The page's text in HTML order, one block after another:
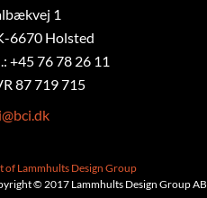
1
6670 Holsted
+45 76 78 26 11
87 719 715
of Lammhults Design Group
© 2017 Lammhults Design Group AB